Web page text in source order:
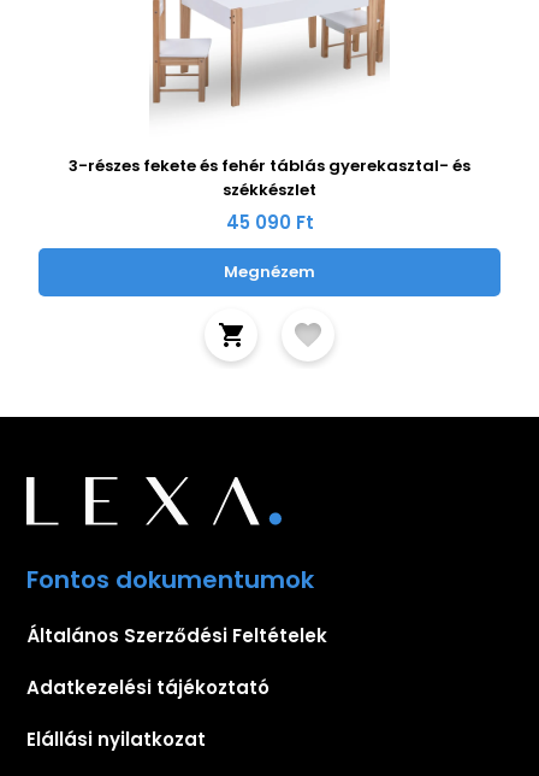
3-részes fekete és fehér táblás gyerekasztal- és
székkészlet
45 090 Ft
Megnézem
Fontos dokumentumok
Általános Szerződési Feltételek
Adatkezelési tájékoztató
Elállási nyilatkozat